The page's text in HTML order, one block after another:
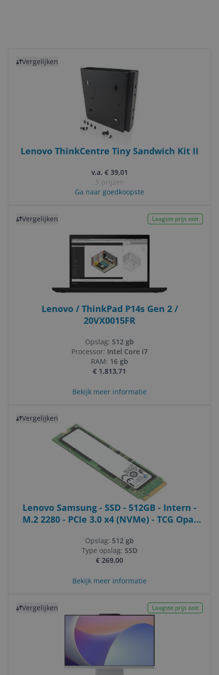
Vergelijken
Lenovo ThinkCentre Tiny Sandwich Kit II
v.a. € 39,01
5 prijzen
Ga naar goedkoopste
Vergelijken Laagste prijs ooit
Lenovo / ThinkPad P14s Gen 2 /
20VX0015FR
Opslag: 512 gb
Processor: Intel Core i7
RAM: 16 gb
€ 1.813,71
Bekijk meer informatie
Vergelijken
Lenovo Samsung - SSD - 512GB - Intern -
M.2 2280 - PCIe 3.0 x4 (NVMe) - TCG Opal
Opslag: 512 gb
Type opslag: SSD
€ 269,00
Bekijk meer informatie
Vergelijken Laagste prijs ooit